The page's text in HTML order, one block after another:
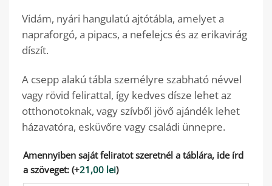
Vidám, nyári hangulatú ajtótábla, amelyet a
napraforgó, a pipacs, a nefelejcs és az erikavirág
díszít.
A csepp alakú tábla személyre szabható névvel
vagy rövid felirattal, így kedves dísze lehet az
otthonotoknak, vagy szívből jövő ajándék lehet
házavatóra, esküvőre vagy családi ünnepre.
Amennyiben saját feliratot szeretnél a táblára, ide írd
a szöveget: (+21,00 lei)